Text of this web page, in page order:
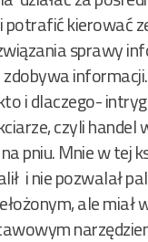
kierować
sprawy
i dlaczego-
czyli
pniu. Mnie w tej
i nie pozwalał
ale